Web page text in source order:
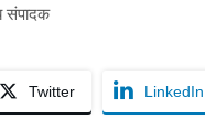
संपादक
Twitter LinkedIn